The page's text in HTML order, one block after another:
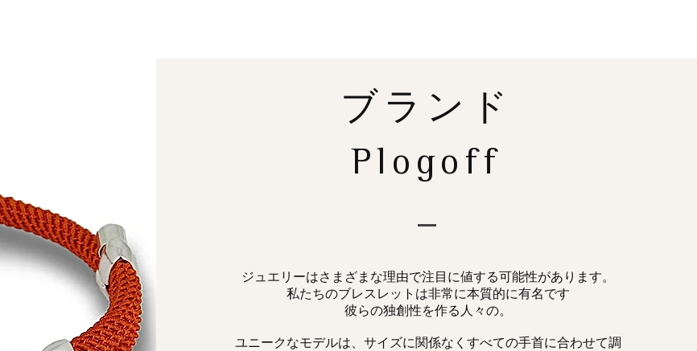
ブランド
Plogoff
ジュエリーはさまざまな理由で注目に値する可能性があります。
私たちのブレスレットは非常に本質的に有名です
彼らの独創性を作る人々の。
ユニークなモデルは、サイズに関係なくすべての手首に合わせて調